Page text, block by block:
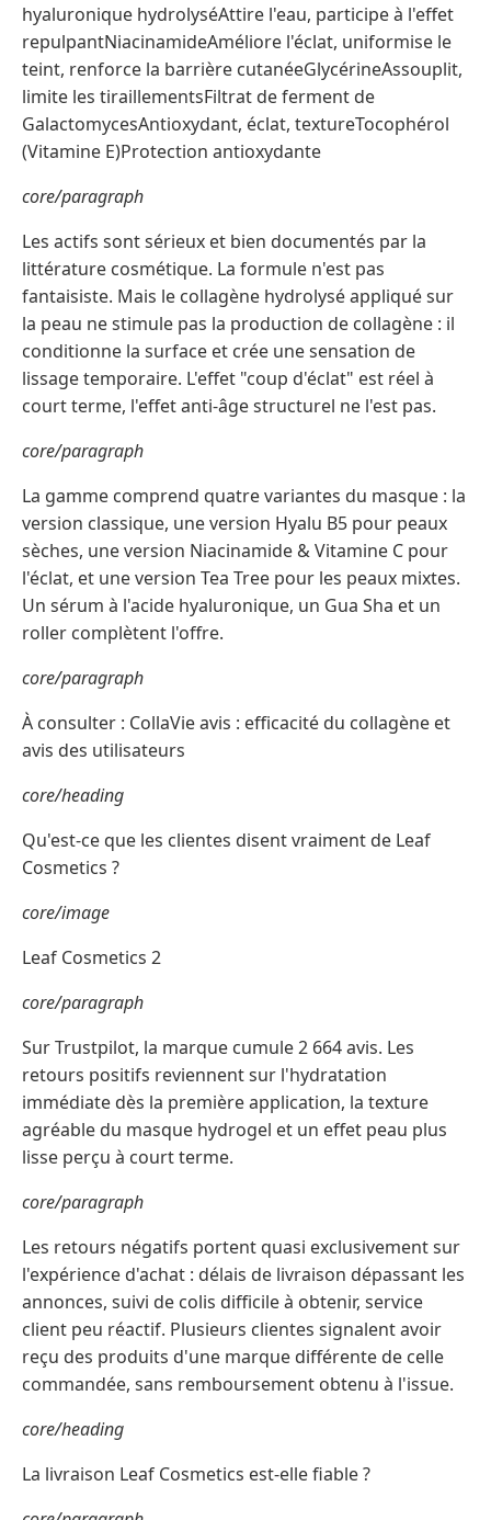
hyaluronique hydrolyséAttire l'eau, participe à l'effet
repulpantNiacinamideAméliore l'éclat, uniformise le
teint, renforce la barrière cutanéeGlycérineAssouplit,
limite les tiraillementsFiltrat de ferment de
GalactomycesAntioxydant, éclat, textureTocophérol
(Vitamine E)Protection antioxydante
core/paragraph
Les actifs sont sérieux et bien documentés par la
littérature cosmétique. La formule n'est pas
fantaisiste. Mais le collagène hydrolysé appliqué sur
la peau ne stimule pas la production de collagène : il
conditionne la surface et crée une sensation de
lissage temporaire. L'effet "coup d'éclat" est réel à
court terme, l'effet anti-âge structurel ne l'est pas.
core/paragraph
La gamme comprend quatre variantes du masque : la
version classique, une version Hyalu B5 pour peaux
sèches, une version Niacinamide & Vitamine C pour
l'éclat, et une version Tea Tree pour les peaux mixtes.
Un sérum à l'acide hyaluronique, un Gua Sha et un
roller complètent l'offre.
core/paragraph
À consulter : CollaVie avis : efficacité du collagène et
avis des utilisateurs
core/heading
Qu'est-ce que les clientes disent vraiment de Leaf
Cosmetics ?
core/image
Leaf Cosmetics 2
core/paragraph
Sur Trustpilot, la marque cumule 2 664 avis. Les
retours positifs reviennent sur l'hydratation
immédiate dès la première application, la texture
agréable du masque hydrogel et un effet peau plus
lisse perçu à court terme.
core/paragraph
Les retours négatifs portent quasi exclusivement sur
l'expérience d'achat : délais de livraison dépassant les
annonces, suivi de colis difficile à obtenir, service
client peu réactif. Plusieurs clientes signalent avoir
reçu des produits d'une marque différente de celle
commandée, sans remboursement obtenu à l'issue.
core/heading
La livraison Leaf Cosmetics est-elle fiable ?